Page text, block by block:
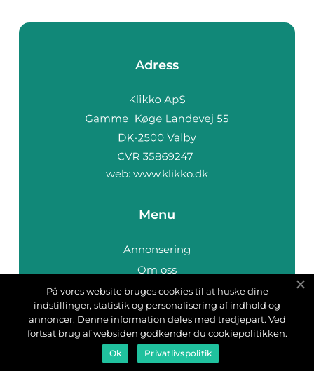
Adress
web: www.klikko.dk
Menu
Annonsering
Om oss
Cookies
Kontakta oss
Sitemap
På vores website bruges cookies til at huske dine
indstillinger, statistik og personalisering af indhold og
annoncer. Denne information deles med tredjepart. Ved
fortsat brug af websiden godkender du cookiepolitikken.
Ok Privatlivspolitik